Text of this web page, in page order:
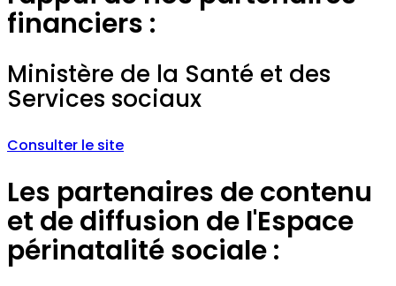
financiers :
Ministère de la Santé et des
Services sociaux
Consulter le site
Les partenaires de contenu
et de diffusion de l'Espace
périnatalité sociale :